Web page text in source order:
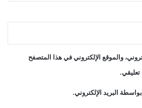
والموقع الإلكتروني في هذا المتصفح
تعليقي.
البريد الإلكتروني.